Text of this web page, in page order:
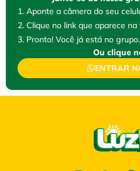
1. Aponte a câmera do seu
2. Clique no link que aparece na
3. Pronto! Você já está no grupo.
Ou clique
ENTRAR